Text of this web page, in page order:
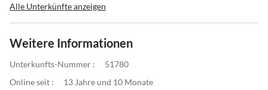
Alle Unterkünfte anzeigen
Weitere Informationen
Unterkunfts-Nummer :
51780
Online seit :
13 Jahre und 10 Monate